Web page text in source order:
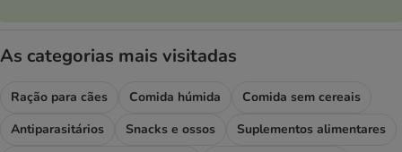
As categorias mais visitadas
Ração para cães Comida húmida
Comida sem cereais
Antiparasitários
Snacks e ossos
Suplementos alimentares